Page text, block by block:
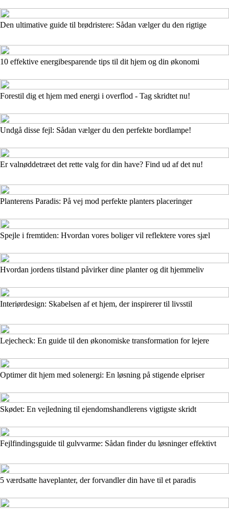
Den ultimative guide til brødristere: Sådan vælger du den rigtige
10 effektive energibesparende tips til dit hjem og din økonomi
Forestil dig et hjem med energi i overflod - Tag skridtet nu!
Undgå disse fejl: Sådan vælger du den perfekte bordlampe!
Er valnøddetræet det rette valg for din have? Find ud af det nu!
Planterens Paradis: På vej mod perfekte planters placeringer
Spejle i fremtiden: Hvordan vores boliger vil reflektere vores sjæl
Hvordan jordens tilstand påvirker dine planter og dit hjemmeliv
Interiørdesign: Skabelsen af et hjem, der inspirerer til livsstil
Lejecheck: En guide til den økonomiske transformation for lejere
Optimer dit hjem med solenergi: En løsning på stigende elpriser
Skødet: En vejledning til ejendomshandlerens vigtigste skridt
Fejlfindingsguide til gulvvarme: Sådan finder du løsninger effektivt
5 værdsatte haveplanter, der forvandler din have til et paradis